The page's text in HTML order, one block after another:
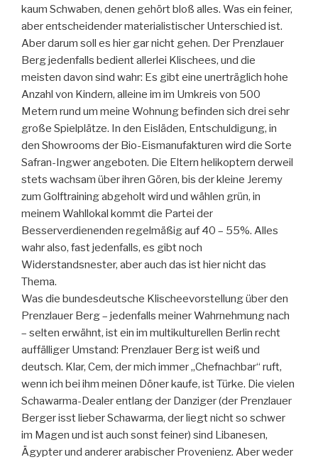
kaum Schwaben, denen gehört bloß alles. Was ein feiner,
aber entscheidender materialistischer Unterschied ist.
Aber darum soll es hier gar nicht gehen. Der Prenzlauer
Berg jedenfalls bedient allerlei Klischees, und die
meisten davon sind wahr: Es gibt eine unerträglich hohe
Anzahl von Kindern, alleine im im Umkreis von 500
Metern rund um meine Wohnung befinden sich drei sehr
große Spielplätze. In den Eisläden, Entschuldigung, in
den Showrooms der Bio-Eismanufakturen wird die Sorte
Safran-Ingwer angeboten. Die Eltern helikoptern derweil
stets wachsam über ihren Gören, bis der kleine Jeremy
zum Golftraining abgeholt wird und wählen grün, in
meinem Wahllokal kommt die Partei der
Besserverdienenden regelmäßig auf 40 – 55%. Alles
wahr also, fast jedenfalls, es gibt noch
Widerstandsnester, aber auch das ist hier nicht das
Thema.
Was die bundesdeutsche Klischeevorstellung über den
Prenzlauer Berg – jedenfalls meiner Wahrnehmung nach
– selten erwähnt, ist ein im multikulturellen Berlin recht
auffälliger Umstand: Prenzlauer Berg ist weiß und
deutsch. Klar, Cem, der mich immer „Chefnachbar“ ruft,
wenn ich bei ihm meinen Döner kaufe, ist Türke. Die vielen
Schawarma-Dealer entlang der Danziger (der Prenzlauer
Berger isst lieber Schawarma, der liegt nicht so schwer
im Magen und ist auch sonst feiner) sind Libanesen,
Ägypter und anderer arabischer Provenienz. Aber weder